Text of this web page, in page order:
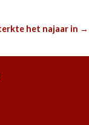
het najaar in →